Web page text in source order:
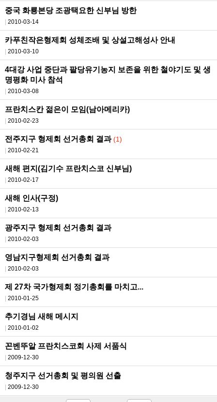
중국 화룡본당 조광택요한 신부님 방한
2010-03-14
카푸친작은형제회 성체조배 및 상설고해성사 안내
2010-03-10
4대강 사업 중단과 팔당유기농지 보존을 위한 철야기도 및 생
명평화 미사 참석
2010-03-08
프란치스칸 젊은이 모임(남아메리카)
2010-02-23
전주지구 형제회 선거총회 결과 (1)
2010-02-21
새해 편지(김기수 프란치스코 신부님)
2010-02-17
새해 인사(구정)
2010-02-13
광주지구 형제회 선거총회 결과
2010-02-03
영남지구형제회 선거총회 결과
2010-02-03
제 27차 국가형제회 정기총회를 마치고...
2010-01-25
추기경님 새해 메시지
2010-01-02
꼰벤뚜알 프란치스코회 사제 서품식
2009-12-30
청주지구 선거총회 및 평의원 선출
2009-12-30